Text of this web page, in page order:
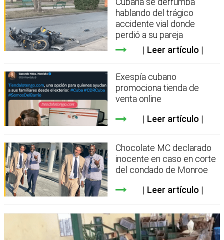
hablando del trágico
accidente vial donde
perdió a su pareja
Leer artículo
Exespía cubano
promociona tienda de
venta online
Leer artículo
Chocolate MC declarado
inocente en caso en corte
del condado de Monroe
Leer artículo